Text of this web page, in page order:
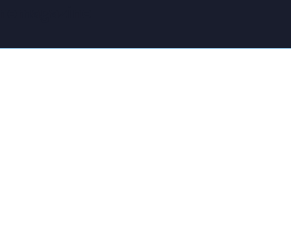
de jonge Sandu van de Krim naar haar